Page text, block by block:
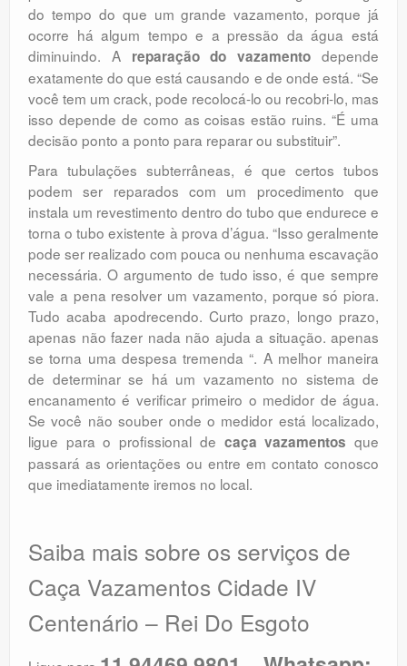
do tempo do que um grande vazamento, porque já
ocorre há algum tempo e a pressão da água está
diminuindo. A reparação do vazamento depende
exatamente do que está causando e de onde está. “Se
você tem um crack, pode recolocá-lo ou recobri-lo, mas
isso depende de como as coisas estão ruins. “É uma
decisão ponto a ponto para reparar ou substituir”.
Para tubulações subterrâneas, é que certos tubos
podem ser reparados com um procedimento que
instala um revestimento dentro do tubo que endurece e
torna o tubo existente à prova d’água. “Isso geralmente
pode ser realizado com pouca ou nenhuma escavação
necessária. O argumento de tudo isso, é que sempre
vale a pena resolver um vazamento, porque só piora.
Tudo acaba apodrecendo. Curto prazo, longo prazo,
apenas não fazer nada não ajuda a situação. apenas
se torna uma despesa tremenda “. A melhor maneira
de determinar se há um vazamento no sistema de
encanamento é verificar primeiro o medidor de água.
Se você não souber onde o medidor está localizado,
ligue para o profissional de caça vazamentos que
passará as orientações ou entre em contato conosco
que imediatamente iremos no local.
Saiba mais sobre os serviços de
Caça Vazamentos Cidade IV
Centenário – Rei Do Esgoto